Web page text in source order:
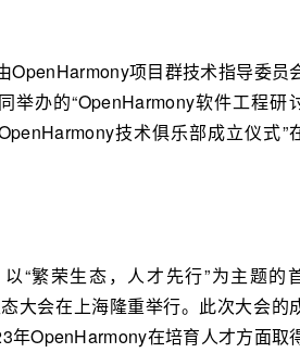
OpenHarmony项目群技术指导委员
举办的“OpenHarmony软件工程研
技术俱乐部成立仪式”
“繁荣生态，人才先行”为主题的
大会在上海隆重举行。此次大会的
年OpenHarmony在培育人才方面取